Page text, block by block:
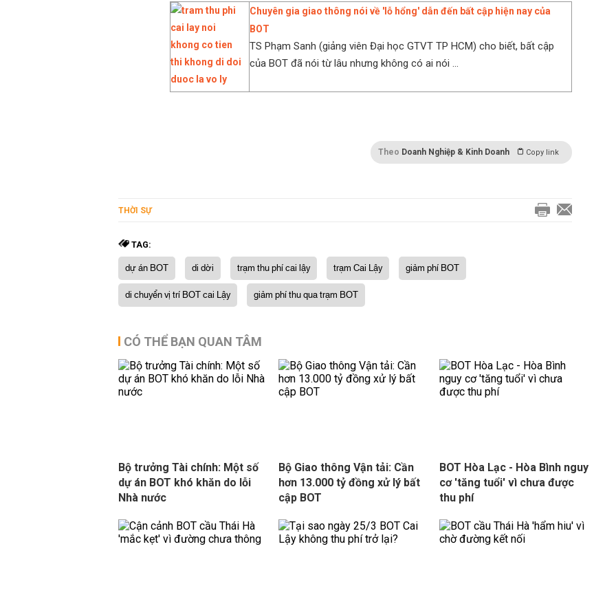
Chuyên gia giao thông nói về 'lỗ hổng' dẫn đến bất cập hiện nay của
BOT
TS Phạm Sanh (giảng viên Đại học GTVT TP HCM) cho biết, bất cập
của BOT đã nói từ lâu nhưng không có ai nói ...
Theo Doanh Nghiệp & Kinh Doanh Copy link
THỜI SỰ
TAG:
dự án BOT di dời trạm thu phí cai lậy trạm Cai Lậy
giảm phí BOT
di chuyển vị trí BOT cai Lậy
giảm phí thu qua trạm BOT
CÓ THỂ BẠN QUAN TÂM
Bộ trưởng Tài chính: Một số
dự án BOT khó khăn do lỗi
Nhà nước
Bộ Giao thông Vận tải: Cần
hơn 13.000 tỷ đồng xử lý bất
cập BOT
BOT Hòa Lạc - Hòa Bình nguy
cơ 'tăng tuổi' vì chưa được
thu phí